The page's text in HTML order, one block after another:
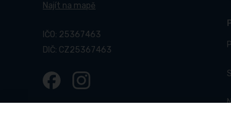
Najít na mapě
IČO: 25367463
DIČ: CZ25367463